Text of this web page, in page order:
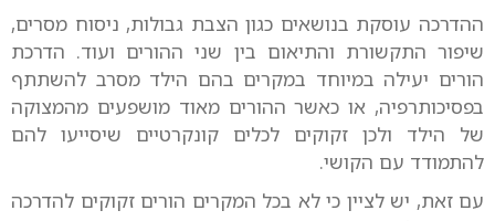
ההדרכה עוסקת בנושאים כגון הצבת גבולות, ניסוח מסרים,
שיפור התקשורת והתיאום בין שני ההורים ועוד. הדרכת
הורים יעילה במיוחד במקרים בהם הילד מסרב להשתתף
בפסיכותרפיה, או כאשר ההורים מאוד מושפעים מהמצוקה
של הילד ולכן זקוקים לכלים קונקרטיים שיסייעו להם
להתמודד עם הקושי.
עם זאת, יש לציין כי לא בכל המקרים הורים זקוקים להדרכה